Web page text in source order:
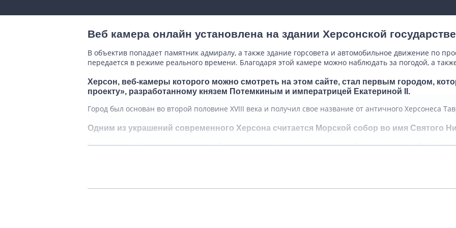
Веб камера онлайн установлена на здании Херсонской
В объектив попадает памятник адмиралу, а также здание горсовета и автомобильное движение по
передается в режиме реального времени. Благодаря этой камере можно наблюдать за погодой, а
Херсон, веб-камеры которого можно смотреть на этом сайте, стал первым городом,
проекту», разработанному князем Потемкиным и императрицей Екатериной II.
Город был основан во второй половине XVIII века и получил свое название от античного Херсонеса
Одним из украшений современного Херсона считается Морской собор во имя Святого
Это старинный храм, расположенный на территории одного из предместий старого города. Он был